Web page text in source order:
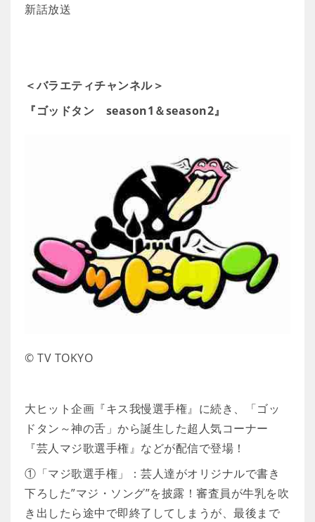
新話放送
＜バラエティチャンネル＞
『ゴッドタン season1＆season2』
© TV TOKYO
大ヒット企画『キス我慢選手権』に続き、「ゴッ
ドタン～神の舌」から誕生した超人気コーナー
『芸人マジ歌選手権』などが配信で登場！
①「マジ歌選手権」：芸人達がオリジナルで書き
下ろした”マジ・ソング”を披露！審査員が牛乳を吹
き出したら途中で即終了してしまうが、最後まで